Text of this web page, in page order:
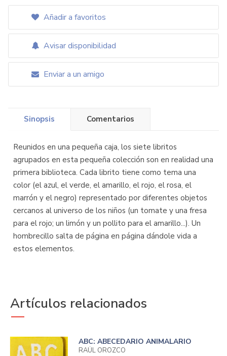
Añadir a favoritos
Avisar disponibilidad
Enviar a un amigo
Sinopsis Comentarios
Reunidos en una pequeña caja, los siete libritos
agrupados en esta pequeña colección son en realidad una
primera biblioteca. Cada librito tiene como tema una
color (el azul, el verde, el amarillo, el rojo, el rosa, el
marrón y el negro) representado por diferentes objetos
cercanos al universo de los niños (un tomate y una fresa
para el rojo; un limón y un pollito para el amarillo...). Un
hombrecillo salta de página en página dándole vida a
estos elementos.
Artículos relacionados
ABC: ABECEDARIO ANIMALARIO
RAÚL OROZCO